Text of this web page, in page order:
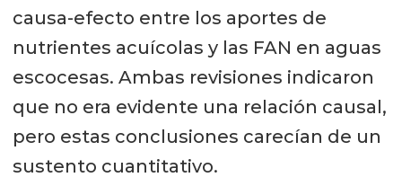
causa-efecto entre los aportes de
nutrientes acuícolas y las FAN en aguas
escocesas. Ambas revisiones indicaron
que no era evidente una relación causal,
pero estas conclusiones carecían de un
sustento cuantitativo.